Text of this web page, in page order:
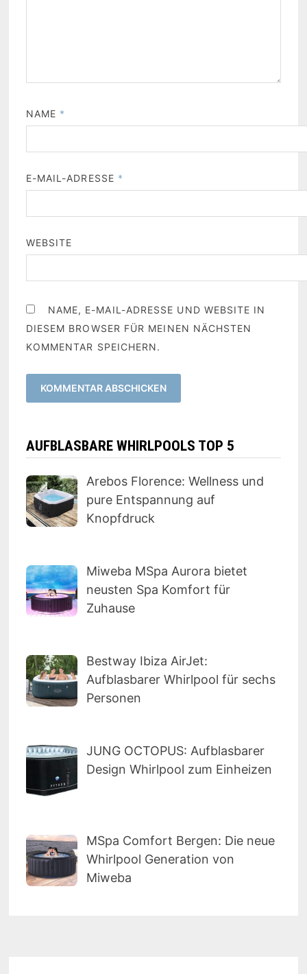
NAME *
E-MAIL-ADRESSE *
WEBSITE
NAME, E-MAIL-ADRESSE UND WEBSITE IN
DIESEM BROWSER FÜR MEINEN NÄCHSTEN
KOMMENTAR SPEICHERN.
AUFBLASBARE WHIRLPOOLS TOP 5
Arebos Florence: Wellness und
pure Entspannung auf
Knopfdruck
Miweba MSpa Aurora bietet
neusten Spa Komfort für
Zuhause
Bestway Ibiza AirJet:
Aufblasbarer Whirlpool für sechs
Personen
JUNG OCTOPUS: Aufblasbarer
Design Whirlpool zum Einheizen
MSpa Comfort Bergen: Die neue
Whirlpool Generation von
Miweba